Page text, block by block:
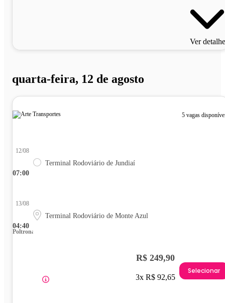
Ver
quarta-feira, 12 de agosto
5 vagas
07:00
12/08
Terminal Rodoviário de Jundiaí
04:40
13/08
Terminal Rodoviário de Monte Azul
Poltrona
R$ 249,90
3x R$ 92,65
Selecionar